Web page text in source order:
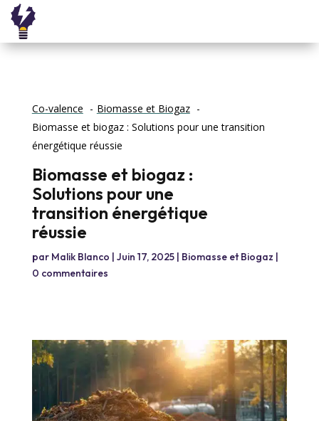
Co-valence
Biomasse et Biogaz
Biomasse et biogaz : Solutions pour une transition
énergétique réussie
Biomasse et biogaz :
Solutions pour une
transition énergétique
réussie
par Malik Blanco | Juin 17, 2025| Biomasse et Biogaz |
0 commentaires